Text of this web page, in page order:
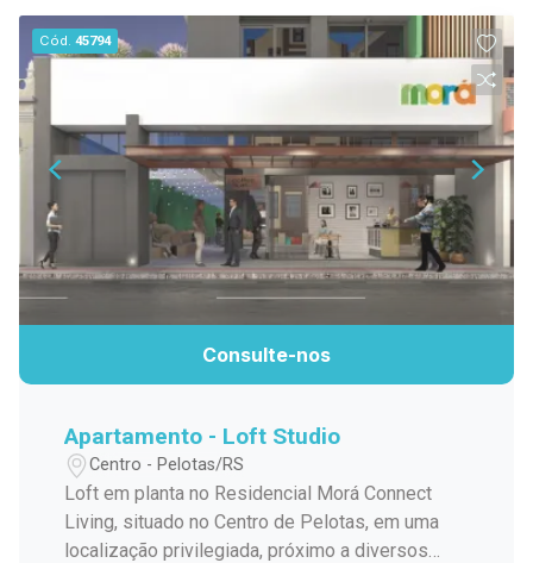
Cód.45794
Consulte-nos
Apartamento - Loft Studio
Centro - Pelotas/RS
Loft em planta no Residencial Morá Connect
Living, situado no Centro de Pelotas, em uma
localização privilegiada, próximo a diversos